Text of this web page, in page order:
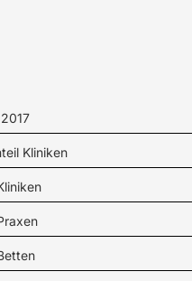
Kliniken